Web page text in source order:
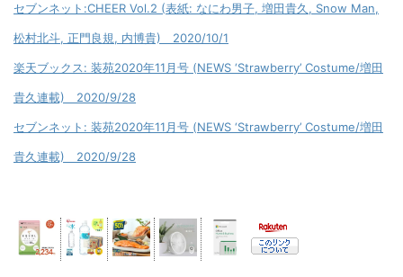
セブンネット:CHEER Vol.2 (表紙: なにわ男子, 増田貴久, Snow Man,
松村北斗, 正門良規, 内博貴) 2020/10/1
楽天ブックス: 装苑2020年11月号 (NEWS ‘Strawberry’ Costume/増田
貴久連載) 2020/9/28
セブンネット: 装苑2020年11月号 (NEWS ‘Strawberry’ Costume/増田
貴久連載) 2020/9/28